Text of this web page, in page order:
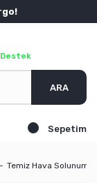
Destek
ARA
Sepetim
Temiz Hava Solunum